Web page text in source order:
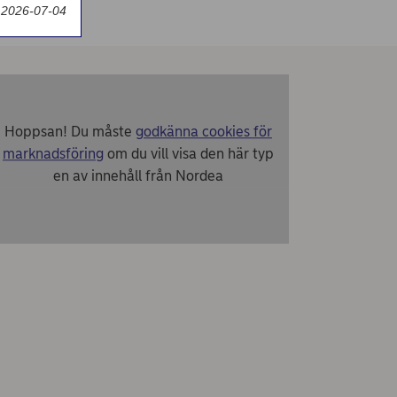
Hoppsan! Du måste godkänna cookies för
marknadsföring om du vill visa den här typ
en av innehåll från Nordea
07-04